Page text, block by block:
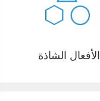
الأفعال الشاذة